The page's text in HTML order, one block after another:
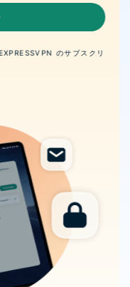
EXPRESSVPN のサブスクリ